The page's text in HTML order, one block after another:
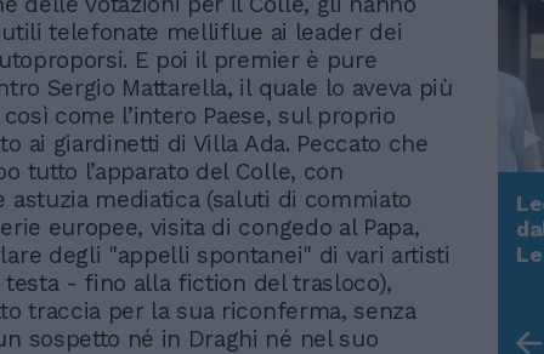
telefonate melliflue ai leader dei
E poi il premier è pure
Sergio Mattarella, il quale lo aveva più
come l’intero Paese, sul proprio
ai giardinetti di Villa Ada. Peccato che
tutto l’apparato del Colle, con
astuzia mediatica (saluti di commiato
europee, visita di congedo al Papa,
degli "appelli spontanei" di vari artisti
- fino alla fiction del trasloco),
traccia per la sua riconferma, senza
sospetto né in Draghi né nel suo
Rudy Giuliani a Come States?
Trump, Meloni e la strategia
americana